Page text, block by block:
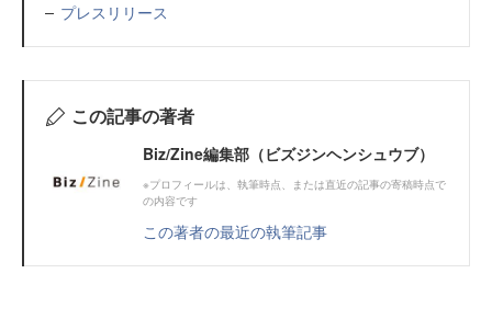
プレスリリース
この記事の著者
Biz/Zine編集部（ビズジンヘンシュウブ）
※プロフィールは、執筆時点、または直近の記事の寄稿時点で
の内容です
この著者の最近の執筆記事